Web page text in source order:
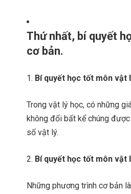
Thứ nhất, bí quyết
cơ bản.
Bí quyết học tốt môn vật
Trong vật lý học, có những
không đổi bất kể chúng
số vật lý.
Bí quyết học tốt môn vật
Những phương trình cơ bản